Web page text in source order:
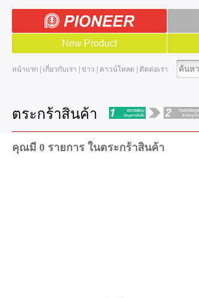
New Product
หน้าแรก | เกี่ยวกับเรา |ข่าว | ดาวน์โหลด | ติดต่อเรา
ตระกร้าสินค้า
คุณมี 0 รายการ ในตระกร้าสินค้า